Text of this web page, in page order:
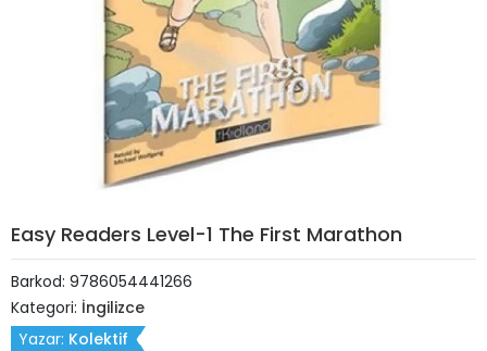
Easy Readers Level-1 The First Marathon
Barkod: 9786054441266
Kategori: İngilizce
Yazar: Kolektif